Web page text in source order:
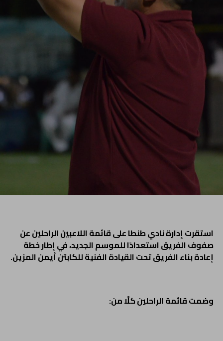
استقرت إدارة نادي طنطا على قائمة اللاعبين الراحلين عن
صفوف الفريق استعدادًا للموسم الجديد، في إطار خطة
إعادة بناء الفريق تحت القيادة الفنية للكابتن أيمن المزين.
وضمت قائمة الراحلين كلًا من: